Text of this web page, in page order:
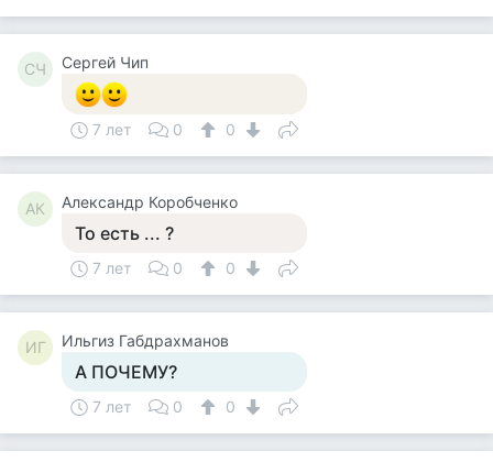
СЧ Сергей Чип
7 лет 0 0
АК Александр Коробченко
То есть ... ?
7 лет 0 0
ИГ Ильгиз Габдрахманов
А ПОЧЕМУ?
7 лет 0 0